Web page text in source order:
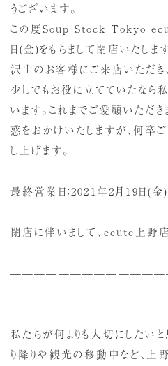
うございます。
この度Soup Stock Tokyo
日(金)をもちまして閉店いたしま
沢山のお客様にご来店いただき
少しでもお役に立てていたなら私
います。これまでご愛顧いただ
惑をおかけいたしますが、何卒
し上げます。
最終営業日：2021年2月19日(金)
閉店に伴いまして、ecute上野
——
私たちが何よりも大切にしたい
り降りや観光の移動中など、上